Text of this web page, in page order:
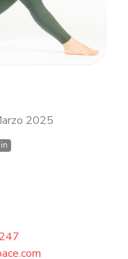
2025